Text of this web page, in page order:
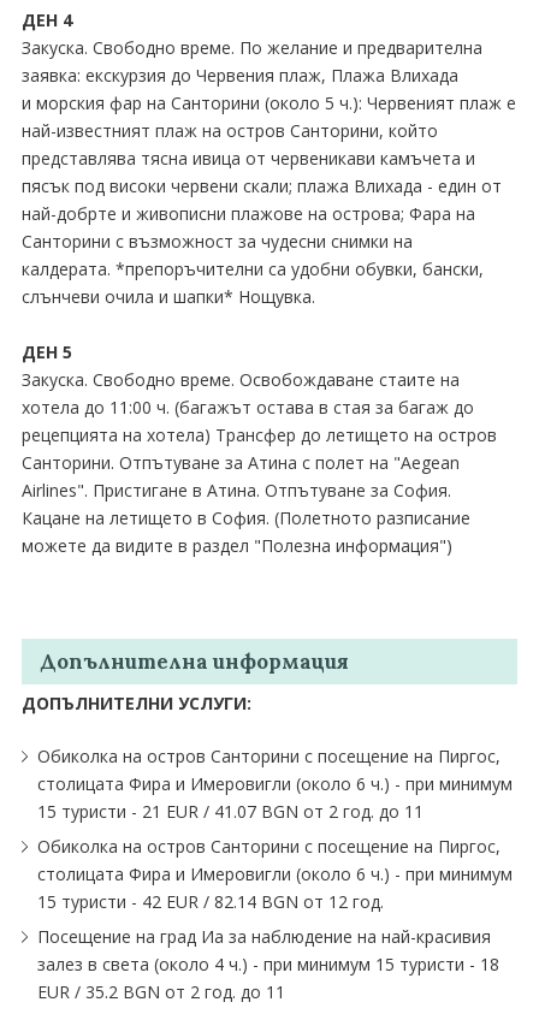
ДЕН 4
Закуска. Свободно време. По желание и предварителна
заявка: екскурзия до Червения плаж, Плажа Влихада
и морския фар на Санторини (около 5 ч.): Червеният плаж е
най-известният плаж на остров Санторини, който
представлява тясна ивица от червеникави камъчета и
пясък под високи червени скали; плажа Влихада - един от
най-добрте и живописни плажове на острова; Фара на
Санторини с възможност за чудесни снимки на
калдерата. *препоръчителни са удобни обувки, бански,
слънчеви очила и шапки* Нощувка.
ДЕН 5
Закуска. Свободно време. Освобождаване стаите на
хотела до 11:00 ч. (багажът остава в стая за багаж до
рецепцията на хотела) Трансфер до летището на остров
Санторини. Отпътуване за Атина с полет на "Aegean
Airlines". Пристигане в Атина. Отпътуване за София.
Кацане на летището в София. (Полетното разписание
можете да видите в раздел "Полезна информация")
Допълнителна информация
ДОПЪЛНИТЕЛНИ УСЛУГИ:
Обиколка на остров Санторини с посещение на Пиргос,
столицата Фира и Имеровигли (около 6 ч.) - при минимум
15 туристи - 21 EUR ∕ 41.07 BGN от 2 год. до 11
Обиколка на остров Санторини с посещение на Пиргос,
столицата Фира и Имеровигли (около 6 ч.) - при минимум
15 туристи - 42 EUR ∕ 82.14 BGN от 12 год.
Посещение на град Иа за наблюдение на най-красивия
залез в света (около 4 ч.) - при минимум 15 туристи - 18
EUR ∕ 35.2 BGN от 2 год. до 11